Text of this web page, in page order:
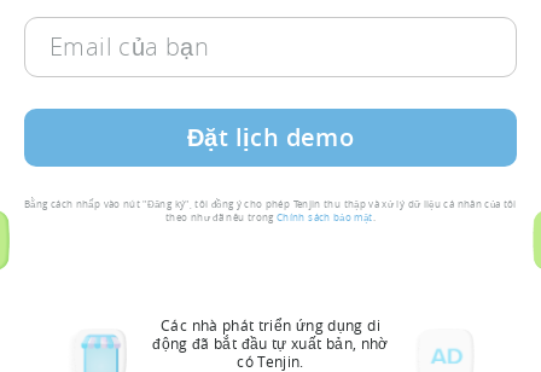
Email
của
bạn
Bằng cách nhấp vào nút "Đăng ký", tôi đồng ý cho phép Tenjin thu thập và xử lý dữ liệu cá nhân của tôi
theo như đã nêu trongChính sách bảo mật
Các nhà phát triển ứng dụng di
động đã bắt đầu tự xuất bản, nhờ
có Tenjin.